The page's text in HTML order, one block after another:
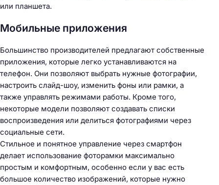
или планшета.
Мобильные приложения
Большинство производителей предлагают собственные
приложения, которые легко устанавливаются на
телефон. Они позволяют выбрать нужные фотографии,
настроить слайд-шоу, изменить фоны или рамки, а
также управлять режимами работы. Кроме того,
некоторые модели позволяют создавать списки
воспроизведения или делиться фотографиями через
социальные сети.
Стильное и понятное управление через смартфон
делает использование фоторамки максимально
простым и комфортным, особенно если у вас есть
большое количество изображений, которые нужно